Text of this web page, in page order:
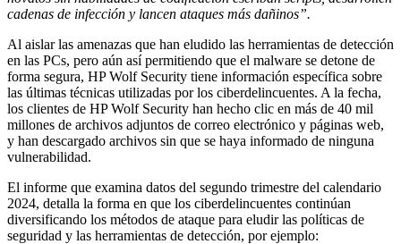
cadenas de infección y lancen ataques más dañinos”.
Al aislar las amenazas que han eludido las herramientas de detección
en las PCs, pero aún así permitiendo que el malware se detone de
forma segura, HP Wolf Security tiene información específica sobre
las últimas técnicas utilizadas por los ciberdelincuentes. A la fecha,
los clientes de HP Wolf Security han hecho clic en más de 40 mil
millones de archivos adjuntos de correo electrónico y páginas web,
y han descargado archivos sin que se haya informado de ninguna
vulnerabilidad.
El informe que examina datos del segundo trimestre del calendario
2024, detalla la forma en que los ciberdelincuentes continúan
diversificando los métodos de ataque para eludir las políticas de
seguridad y las herramientas de detección, por ejemplo: